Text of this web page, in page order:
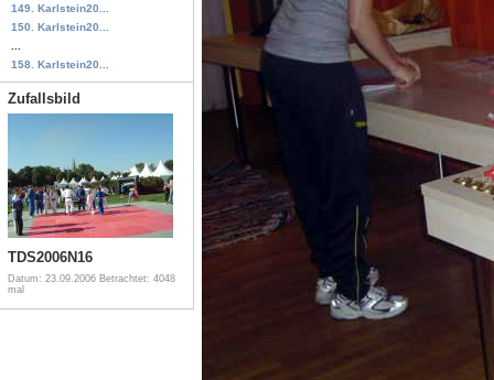
149. Karlstein20...
150. Karlstein20...
158. Karlstein20...
Zufallsbild
TDS2006N16
Datum: 23.09.2006 Betrachtet: 4048
mal